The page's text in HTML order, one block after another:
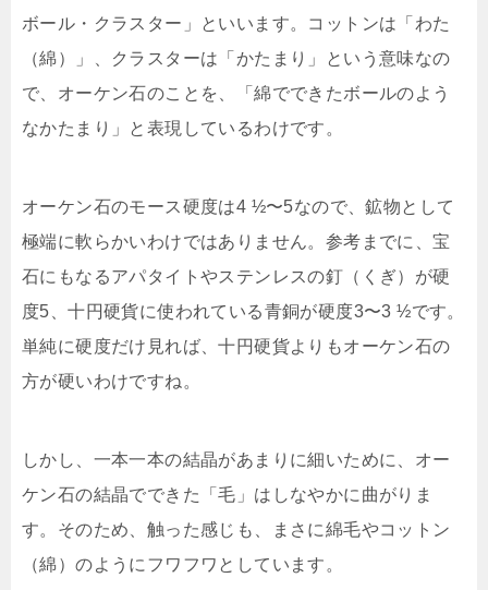
ボール・クラスター」といいます。コットンは「わた
（綿）」、クラスターは「かたまり」という意味なの
で、オーケン石のことを、「綿でできたボールのよう
なかたまり」と表現しているわけです。
オーケン石のモース硬度は4 ½〜5なので、鉱物として
極端に軟らかいわけではありません。参考までに、宝
石にもなるアパタイトやステンレスの釘（くぎ）が硬
度5、十円硬貨に使われている青銅が硬度3〜3 ½です。
単純に硬度だけ見れば、十円硬貨よりもオーケン石の
方が硬いわけですね。
しかし、一本一本の結晶があまりに細いために、オー
ケン石の結晶でできた「毛」はしなやかに曲がりま
す。そのため、触った感じも、まさに綿毛やコットン
（綿）のようにフワフワとしています。